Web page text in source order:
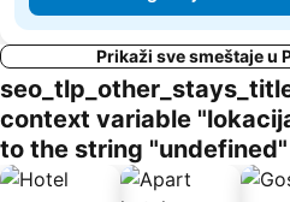
Prikaži sve smeštaje u
context variable
to the string "undefined"